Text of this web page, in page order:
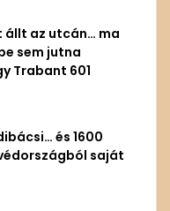
állt az utcán… ma
sem jutna
Trabant 601
és 1600
saját